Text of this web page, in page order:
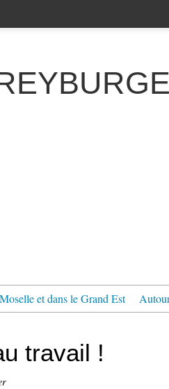
et dans le Grand Est
travail !